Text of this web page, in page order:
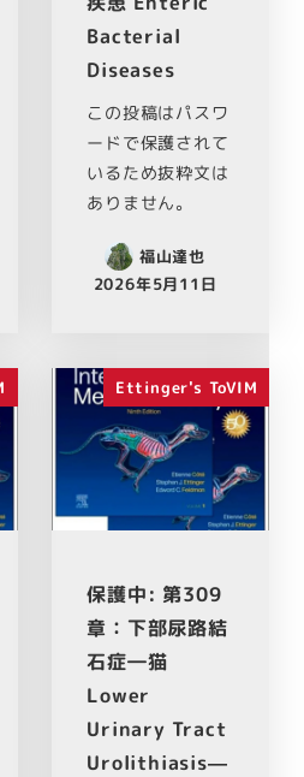
Bacterial
Diseases
この投稿はパスワ
ードで保護されて
いるため抜粋文は
ありません。
福山達也
2026年5月11日
Ettinger's ToVIM
保護中: 第309
章：下部尿路結
石症―猫
Lower
Urinary Tract
Urolithiasis—